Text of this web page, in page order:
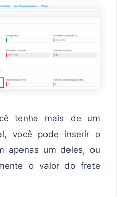
tenha mais de um
você pode inserir o
apenas um deles, ou
o valor do frete